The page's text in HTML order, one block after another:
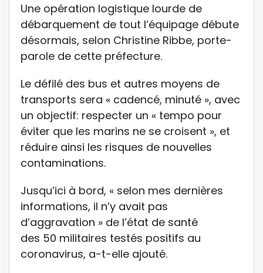
Une opération logistique lourde de
débarquement de tout l’équipage débute
désormais, selon Christine Ribbe, porte-
parole de cette préfecture.
Le défilé des bus et autres moyens de
transports sera « cadencé, minuté », avec
un objectif: respecter un « tempo pour
éviter que les marins ne se croisent », et
réduire ainsi les risques de nouvelles
contaminations.
Jusqu’ici à bord, « selon mes dernières
informations, il n’y avait pas
d’aggravation » de l’état de santé
des 50 militaires testés positifs au
coronavirus, a-t-elle ajouté.